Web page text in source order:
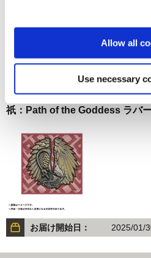
Allow all
Use necessary
お届け開始日： 2025/01/
祇：Path of the Goddess ラバ
お届け開始日： 2025/01/